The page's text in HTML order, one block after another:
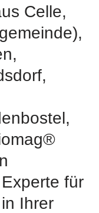
Celle,
für
Ihrer